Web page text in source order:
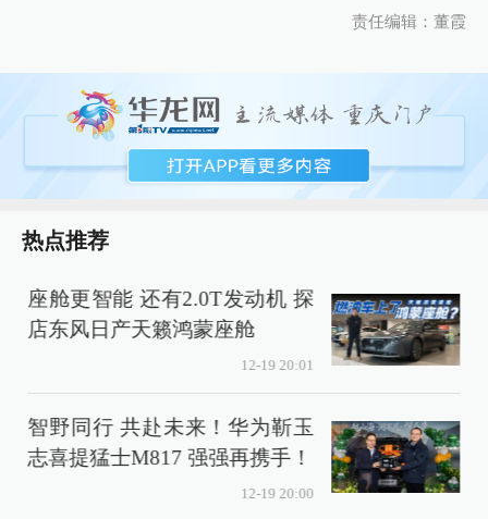
责任编辑：董霞
热点推荐
座舱更智能 还有2.0T发动机 探
店东风日产天籁鸿蒙座舱
12-19 20:01
智野同行 共赴未来！华为靳玉
志喜提猛士M817 强强再携手！
12-19 20:00